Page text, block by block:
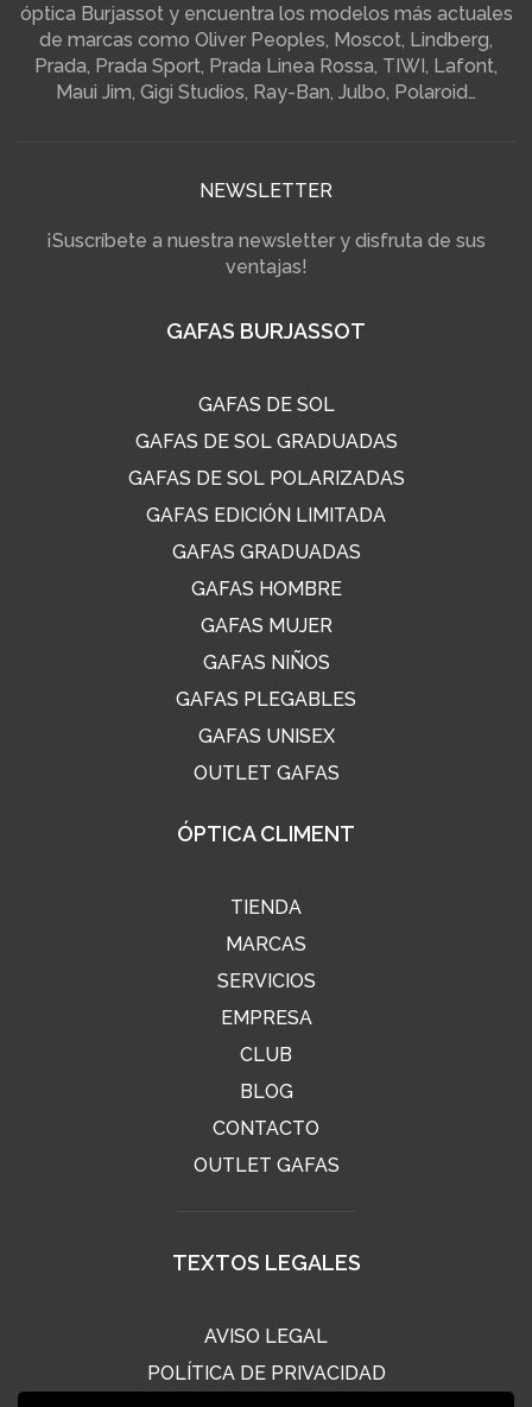
óptica Burjassot y encuentra los modelos más actuales
de marcas como Oliver Peoples, Moscot, Lindberg,
Prada, Prada Sport, Prada Linea Rossa, TIWI, Lafont,
Maui Jim, Gigi Studios, Ray-Ban, Julbo, Polaroid…
NEWSLETTER
¡Suscríbete a nuestra newsletter y disfruta de sus
ventajas!
GAFAS BURJASSOT
GAFAS DE SOL
GAFAS DE SOL GRADUADAS
GAFAS DE SOL POLARIZADAS
GAFAS EDICIÓN LIMITADA
GAFAS GRADUADAS
GAFAS HOMBRE
GAFAS MUJER
GAFAS NIÑOS
GAFAS PLEGABLES
GAFAS UNISEX
OUTLET GAFAS
ÓPTICA CLIMENT
TIENDA
MARCAS
SERVICIOS
EMPRESA
CLUB
BLOG
CONTACTO
OUTLET GAFAS
TEXTOS LEGALES
AVISO LEGAL
POLÍTICA DE PRIVACIDAD